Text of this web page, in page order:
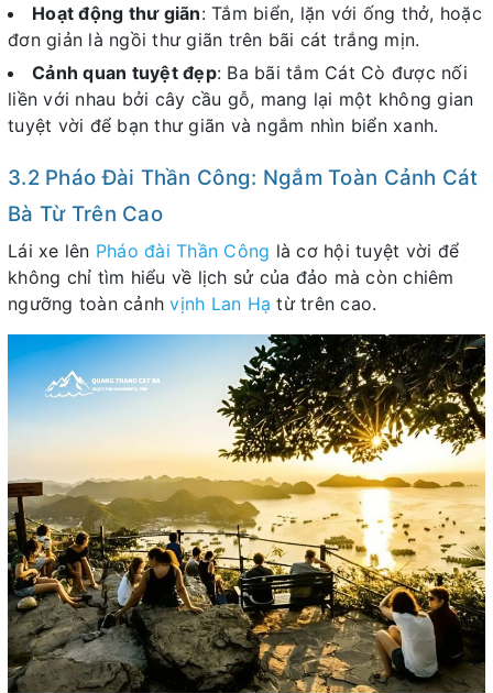
Hoạt động thư giãn: Tắm biển, lặn với ống thở, hoặc
đơn giản là ngồi thư giãn trên bãi cát trắng mịn.
Cảnh quan tuyệt đẹp: Ba bãi tắm Cát Cò được nối
liền với nhau bởi cây cầu gỗ, mang lại một không gian
tuyệt vời để bạn thư giãn và ngắm nhìn biển xanh.
3.2 Pháo Đài Thần Công: Ngắm Toàn Cảnh Cát
Bà Từ Trên Cao
Lái xe lên Pháo đài Thần Công là cơ hội tuyệt vời để
không chỉ tìm hiểu về lịch sử của đảo mà còn chiêm
ngưỡng toàn cảnh vịnh Lan Hạ từ trên cao.